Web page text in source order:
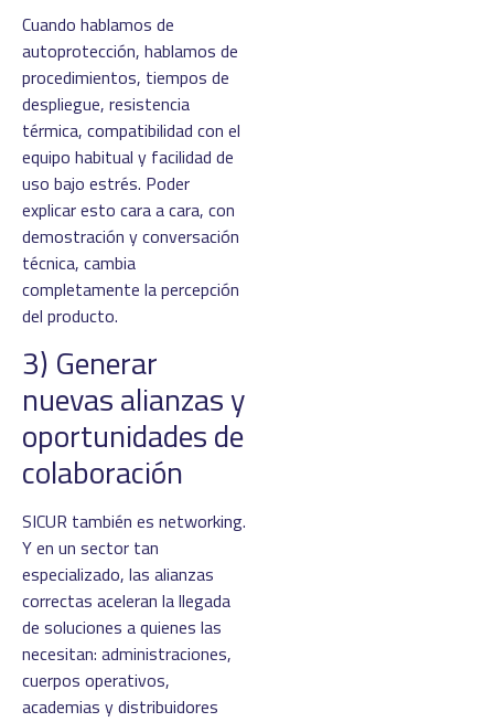
Cuando hablamos de
autoprotección, hablamos de
procedimientos, tiempos de
despliegue, resistencia
térmica, compatibilidad con el
equipo habitual y facilidad de
uso bajo estrés. Poder
explicar esto cara a cara, con
demostración y conversación
técnica, cambia
completamente la percepción
del producto.
3) Generar
nuevas alianzas y
oportunidades de
colaboración
SICUR también es networking.
Y en un sector tan
especializado, las alianzas
correctas aceleran la llegada
de soluciones a quienes las
necesitan: administraciones,
cuerpos operativos,
academias y distribuidores